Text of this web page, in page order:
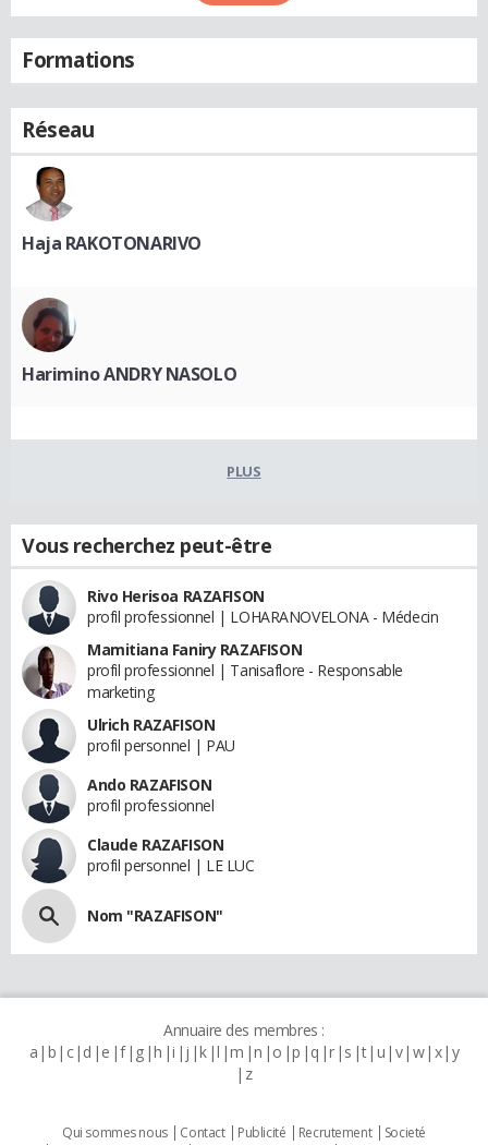
Formations
Réseau
Haja RAKOTONARIVO
Harimino ANDRY NASOLO
PLUS
Vous recherchez peut-être
Rivo Herisoa RAZAFISON
profil professionnel | LOHARANOVELONA - Médecin
Mamitiana Faniry RAZAFISON
profil professionnel | Tanisaflore - Responsable
marketing
Ulrich RAZAFISON
profil personnel | PAU
Ando RAZAFISON
profil professionnel
Claude RAZAFISON
profil personnel | LE LUC
Nom "RAZAFISON"
Annuaire des membres :
a b c d e f g h i j k l m n o p q r s t u v w x y
z
Qui sommes nous Contact Publicité Recrutement
Societé